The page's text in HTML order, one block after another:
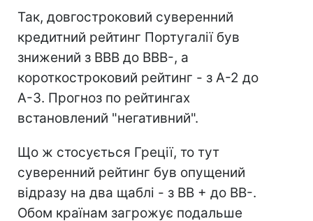
Так, довгостроковий суверенний
кредитний рейтинг Португалії був
знижений з BBB до BBB-, а
короткостроковий рейтинг - з A-2 до
A-3. Прогноз по рейтингах
встановлений "негативний".
Що ж стосується Греції, то тут
суверенний рейтинг був опущений
відразу на два щаблі - з BB + до BB-.
Обом країнам загрожує подальше